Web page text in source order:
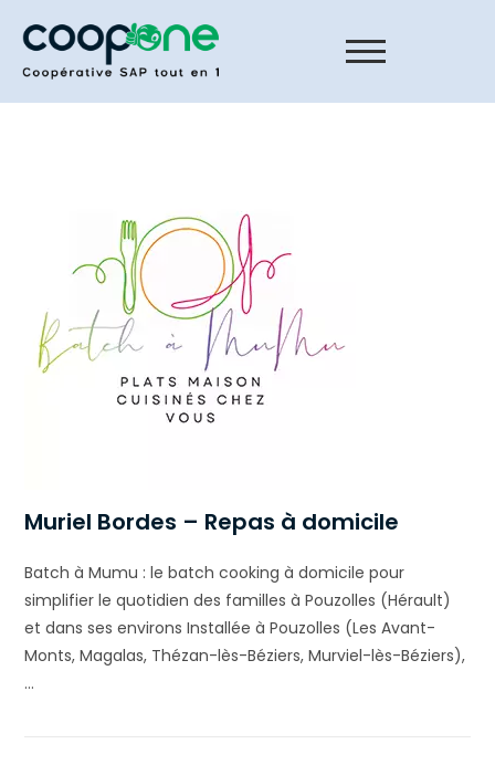
Muriel Bordes – Repas à domicile
Batch à Mumu : le batch cooking à domicile pour
simplifier le quotidien des familles à Pouzolles (Hérault)
et dans ses environs Installée à Pouzolles (Les Avant-
Monts, Magalas, Thézan-lès-Béziers, Murviel-lès-Béziers),
…